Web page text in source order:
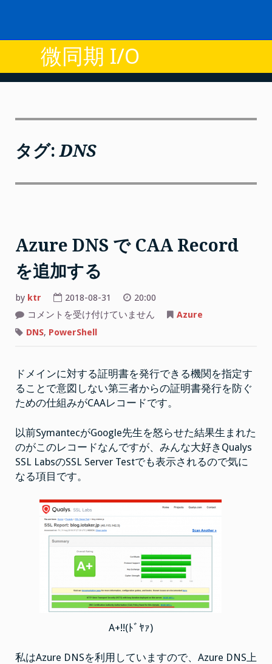
微同期 I/O
タグ:DNS
Azure DNS で CAA Record
を追加する
by ktr 2018-08-31
20:00
Azure
で
加
る
は
コメントを受け付けていません
Azure
DNS, PowerShell
ドメインに対する証明書を発行できる機関を指定す
ることで意図しない第三者からの証明書発行を防ぐ
ための仕組みがCAAレコードです。
以前SymantecがGoogle先生を怒らせた結果生まれた
のがこのレコードなんですが、みんな大好きQualys
SSL LabsのSSL Server Testでも表示されるので気に
なる項目です。
A+!!(ﾄﾞﾔｧ)
私はAzure DNSを利用していますので、Azure DNS上